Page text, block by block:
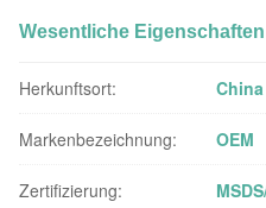
Wesentliche Eigenschaften
Herkunftsort: China
Markenbezeichnung: OEM
Zertifizierung: